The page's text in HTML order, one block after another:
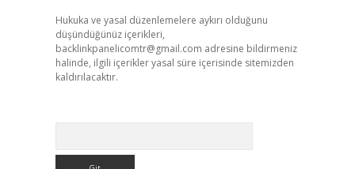
Hukuka ve yasal düzenlemelere aykırı olduğunu
düşündüğünüz içerikleri,
backlinkpanelicomtr@gmail.com adresine bildirmeniz
halinde, ilgili içerikler yasal süre içerisinde sitemizden
kaldırılacaktır.